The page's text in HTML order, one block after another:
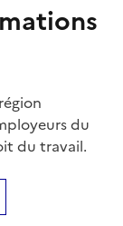
du
du travail.